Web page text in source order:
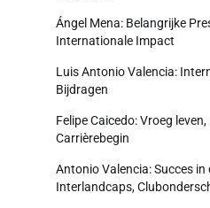
Ángel Mena: Belangrijke
Internationale Impact
Luis Antonio Valencia:
Bijdragen
Felipe Caicedo: Vroeg
Carrièrebegin
Antonio Valencia: Succes in
Interlandcaps,